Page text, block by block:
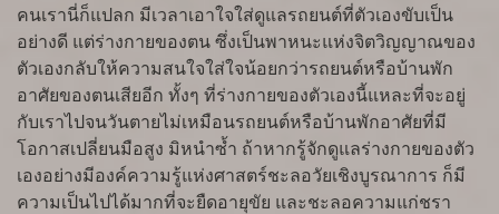
คนเรานี่ก็แปลก มีเวลาเอาใจใส่ดูแลรถยนต์ที่ตัวเองขับเป็น
อย่างดี แต่ร่างกายของตน ซึ่งเป็นพาหนะแห่งจิตวิญญาณของ
ตัวเองกลับให้ความสนใจใส่ใจน้อยกว่ารถยนต์หรือบ้านพัก
อาศัยของตนเสียอีก ทั้งๆ ที่ร่างกายของตัวเองนี้แหละที่จะอยู่
กับเราไปจนวันตายไม่เหมือนรถยนต์หรือบ้านพักอาศัยที่มี
โอกาสเปลี่ยนมือสูง มิหนำซ้ำ ถ้าหากรู้จักดูแลร่างกายของตัว
เองอย่างมีองค์ความรู้แห่งศาสตร์ชะลอวัยเชิงบูรณาการ ก็มี
ความเป็นไปได้มากที่จะยืดอายุขัย และชะลอความแก่ชรา